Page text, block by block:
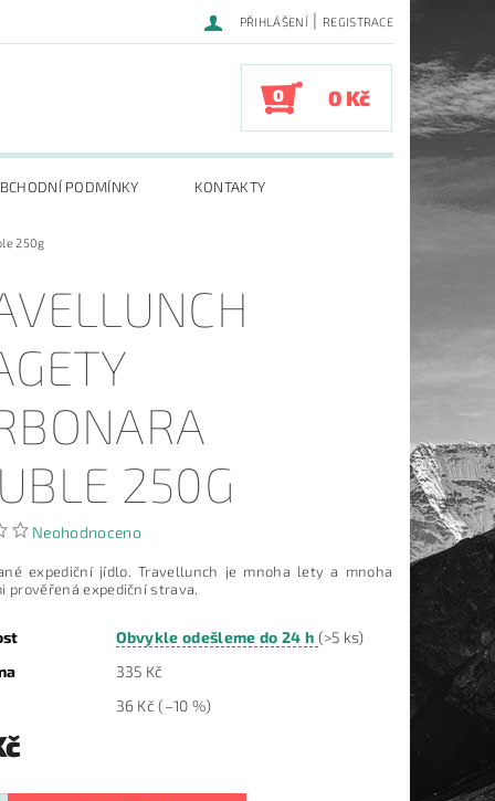
PŘIHLÁŠENÍ | REGISTRACE
0 0 Kč
PODMÍNKY KONTAKTY
250g
250G
Neohodnoceno
expediční jídlo. Travellunch je mnoha lety a mnoha
prověřená expediční strava.
Obvykle odešleme do 24 h (>5 ks)
335 Kč
36 Kč(–10 %)